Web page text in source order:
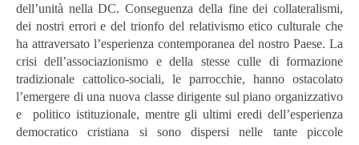
dell’unità nella DC. Conseguenza della fine dei collateralismi,
dei nostri errori e del trionfo del relativismo etico culturale che
ha attraversato l’esperienza contemporanea del nostro Paese. La
crisi dell’associazionismo e della stesse culle di formazione
tradizionale cattolico-sociali, le parrocchie, hanno ostacolato
l’emergere di una nuova classe dirigente sul piano organizzativo
e politico istituzionale, mentre gli ultimi eredi dell’esperienza
democratico cristiana si sono dispersi nelle tante piccole